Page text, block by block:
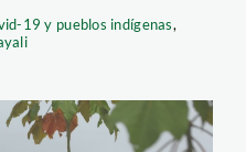
19 y pueblos indígenas,